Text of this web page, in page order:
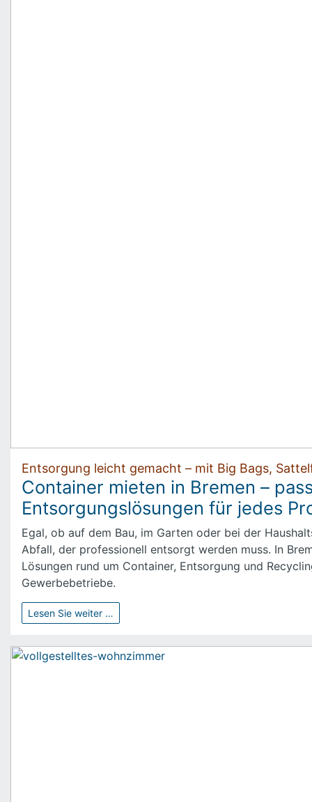
Entsorgung leicht gemacht – mit Big Bags,
Container mieten in Bremen –
Entsorgungslösungen für jedes
Egal, ob auf dem Bau, im Garten oder bei der
Abfall, der professionell entsorgt werden muss. In
Lösungen rund um Container, Entsorgung und
Gewerbebetriebe.
Lesen Sie weiter …